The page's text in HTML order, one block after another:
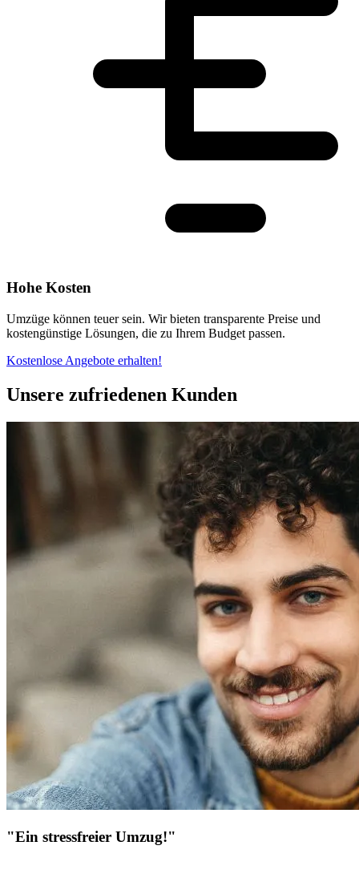
Hohe Kosten
Umzüge können teuer sein. Wir bieten transparente Preise und
kostengünstige Lösungen, die zu Ihrem Budget passen.
Kostenlose Angebote erhalten!
Unsere zufriedenen Kunden
"Ein stressfreier Umzug!"